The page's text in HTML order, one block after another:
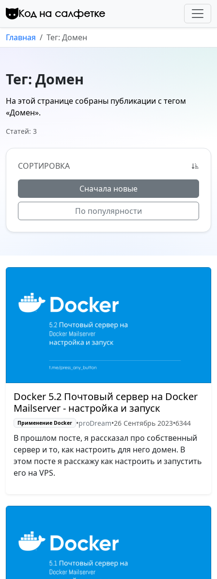
Перейти к контенту
Код на салфетке
Главная Тег: Домен
Тег: Домен
На этой странице собраны публикации с тегом
«Домен».
Статей: 3
СОРТИРОВКА
Сначала новые
По популярности
Docker 5.2 Почтовый сервер на Docker
Mailserver - настройка и запуск
Применение Docker •proDream•26 Сентябрь 2023•6344
В прошлом посте, я рассказал про собственный
сервер и то, как настроить для него домен. В
этом посте я расскажу как настроить и запустить
его на VPS.